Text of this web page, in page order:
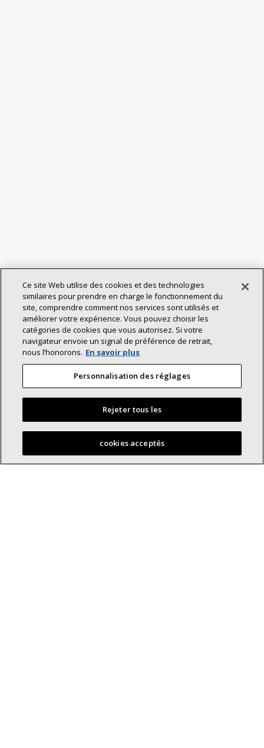
Ce site Web utilise des cookies et des technologies
similaires pour prendre en charge le fonctionnement du
site, comprendre comment nos services sont utilisés et
améliorer votre expérience. Vous pouvez choisir les
catégories de cookies que vous autorisez. Si votre
navigateur envoie un signal de préférence de retrait,
nous l’honorons. En savoir plus
Personnalisation des réglages
Rejeter tous les
cookies acceptés